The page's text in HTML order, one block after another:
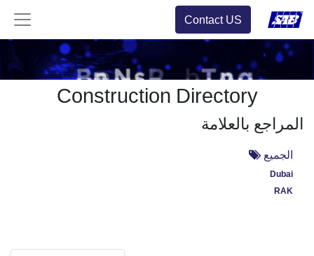
Contact US
Construction Directory
المراجع بالعلامة
الجميع
Dubai
RAK